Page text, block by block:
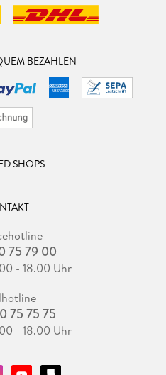
BEZAHLEN
SHOPS
75 79 00
- 18.00 Uhr
75 75 75
- 18.00 Uhr